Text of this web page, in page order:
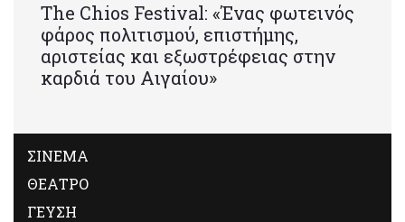
Τhe Chios Festival: «Ένας φωτεινός
φάρος πολιτισμού, επιστήμης,
αριστείας και εξωστρέφειας στην
καρδιά του Αιγαίου»
ΣΙΝΕΜΑ
ΘΕΑΤΡΟ
ΓΕΥΣΗ